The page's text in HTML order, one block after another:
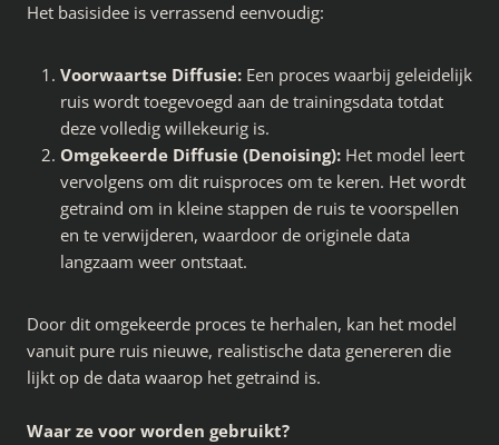
Het basisidee is verrassend eenvoudig:
Voorwaartse Diffusie: Een proces waarbij geleidelijk
ruis wordt toegevoegd aan de trainingsdata totdat
deze volledig willekeurig is.
Omgekeerde Diffusie (Denoising): Het model leert
vervolgens om dit ruisproces om te keren. Het wordt
getraind om in kleine stappen de ruis te voorspellen
en te verwijderen, waardoor de originele data
langzaam weer ontstaat.
Door dit omgekeerde proces te herhalen, kan het model
vanuit pure ruis nieuwe, realistische data genereren die
lijkt op de data waarop het getraind is.
Waar ze voor worden gebruikt?